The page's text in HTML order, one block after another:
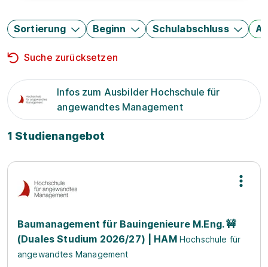
Sortierung Beginn Schulabschluss
Suche zurücksetzen
Infos zum Ausbilder Hochschule für
angewandtes Management
1 Studienangebot
Baumanagement für Bauingenieure M.Eng. 🚧
(Duales Studium 2026/27) | HAM Hochschule für
angewandtes Management